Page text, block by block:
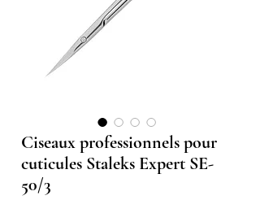
Ciseaux professionnels pour
cuticules Staleks Expert SE-
50/3